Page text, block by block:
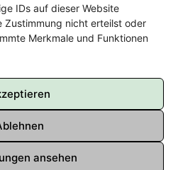
IDs auf dieser Website
Zustimmung nicht erteilst oder
Merkmale und Funktionen
ansehen